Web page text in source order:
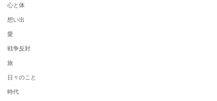
心と体
想い出
愛
戦争反対
旅
日々のこと
時代